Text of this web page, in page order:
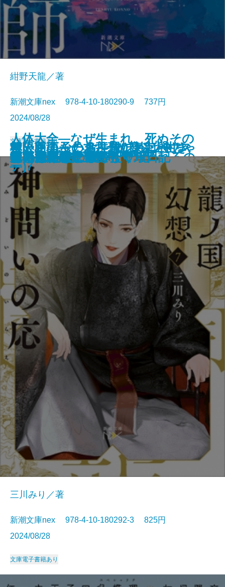
邯鄲の島遥かなり〔上〕
とんちき 蔦重青春譜
救いたくない命―俺たちは神じゃ
ない2―
花と茨―七代目市川團十郎―
捨て童子・松平忠輝〔上〕
捨て童子・松平忠輝〔中〕
捨て童子・松平忠輝〔下〕
無人島のふたり―120日以上生き
なくちゃ日記―
人体大全―なぜ生まれ、死ぬその
日まで無意識に動き続けられるの
か―
狐の嫁入り 幽世の薬剤師
紺野天龍／著
新潮文庫nex 978-4-10-180290-9 737円
2024/08/28
文庫電子書籍あり
龍ノ国幻想7 神問いの応
三川みり／著
新潮文庫nex 978-4-10-180292-3 825円
2024/08/28
文庫電子書籍あり
ケーキ王子の名推理(スペシャリ
テ)7
極限団地―一九六一 東京ハウス
―
これはただの夏
死に急ぐ鯨たち・もぐら日記
雀の手帖
京に鬼の棲む里ありて
探花―隠蔽捜査9―
あのころなにしてた？
狂った宴